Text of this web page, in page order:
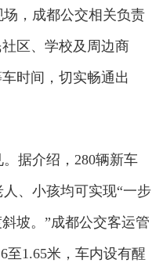
，成都公交相关负责
区、学校及周边商
时间，切实畅通出
据介绍，280辆新车
、小孩均可实现“一步
坡。”成都公交客运管
1.65米，车内设有醒